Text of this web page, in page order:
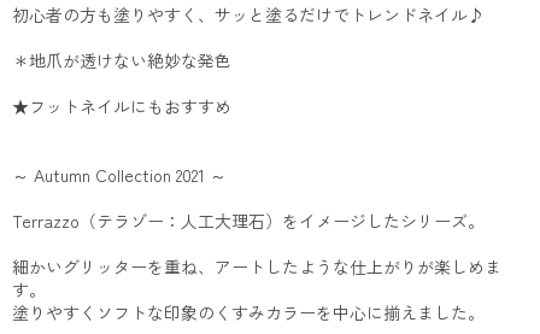
初心者の方も塗りやすく、サッと塗るだけでトレンドネイル♪
＊地爪が透けない絶妙な発色
★フットネイルにもおすすめ
～ Autumn Collection 2021 ～
Terrazzo（テラゾー：人工大理石）をイメージしたシリーズ。
細かいグリッターを重ね、アートしたような仕上がりが楽しめま
す。
塗りやすくソフトな印象のくすみカラーを中心に揃えました。